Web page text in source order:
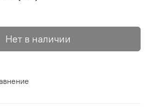
Нет в наличии